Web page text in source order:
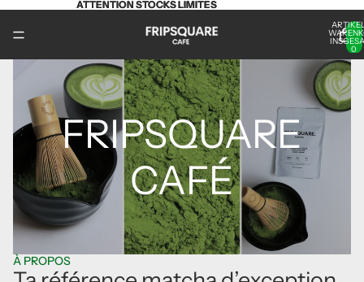
ATTENTION STOCKS LIMITÉS
ATTENTION STOCKS LIMITÉS
0
FRIPSQUARE
CAFÉ
À PROPOS